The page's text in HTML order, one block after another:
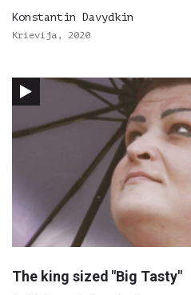
Konstantin Davydkin
Krievija, 2020
The king sized "Big Tasty"